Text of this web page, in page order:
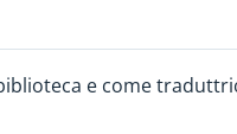
e come